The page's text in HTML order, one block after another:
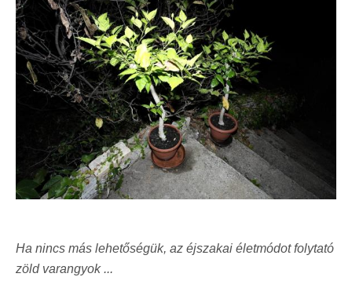
Ha nincs más lehetőségük, az éjszakai életmódot folytató
zöld varangyok ...